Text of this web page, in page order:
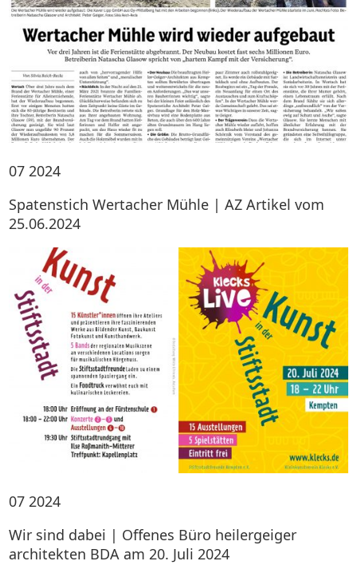
07 2024
Spatenstich Wertacher Mühle | AZ Artikel vom
25.06.2024
07 2024
Wir sind dabei | Offenes Büro heilergeiger
architekten BDA am 20. Juli 2024